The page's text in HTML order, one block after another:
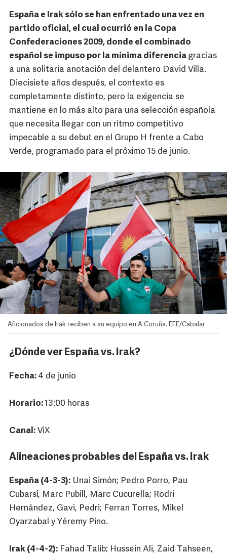
España e Irak sólo se han enfrentado una vez en
partido oficial, el cual ocurrió en la Copa
Confederaciones 2009, donde el combinado
español se impuso por la mínima diferencia gracias
a una solitaria anotación del delantero David Villa.
Diecisiete años después, el contexto es
completamente distinto, pero la exigencia se
mantiene en lo más alto para una selección española
que necesita llegar con un ritmo competitivo
impecable a su debut en el Grupo H frente a Cabo
Verde, programado para el próximo 15 de junio.
Aficionados de Irak reciben a su equipo en A Coruña. EFE/Cabalar
¿Dónde ver España vs. Irak?
Fecha: 4 de junio
Horario:13:00 horas
Canal: ViX
Alineaciones probables del España vs. Irak
España (4-3-3): Unai Simón; Pedro Porro, Pau
Cubarsí, Marc Pubill, Marc Cucurella; Rodri
Hernández, Gavi, Pedri; Ferran Torres, Mikel
Oyarzabal y Yéremy Pino.
Irak (4-4-2): Fahad Talib; Hussein Ali, Zaid Tahseen,